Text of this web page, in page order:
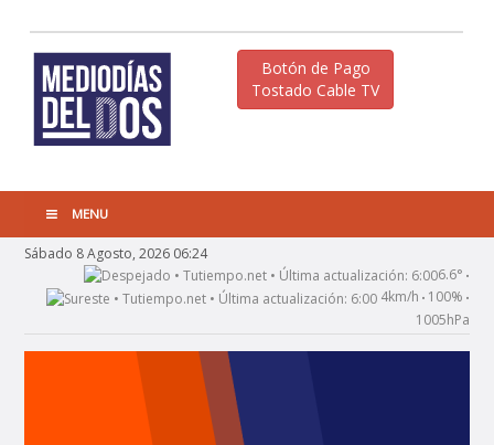
Botón de Pago
Tostado Cable TV
MENU
Sábado 8 Agosto, 2026 06:24
6.6° •
4km/h • 100% •
1005hPa